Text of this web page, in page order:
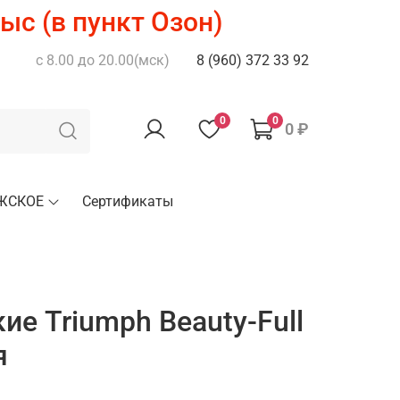
(в пункт Озон)
с 8.00 до 20.00(мск) 8 (960) 372 33 92
0 0 0 ₽
Сертификаты
Triumph Beauty-Full